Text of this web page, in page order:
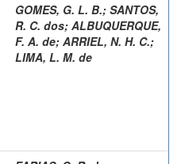
GOMES, G. L. B.; SANTOS,
R. C. dos; ALBUQUERQUE,
F. A. de; ARRIEL, N. H. C.;
LIMA, L. M. de